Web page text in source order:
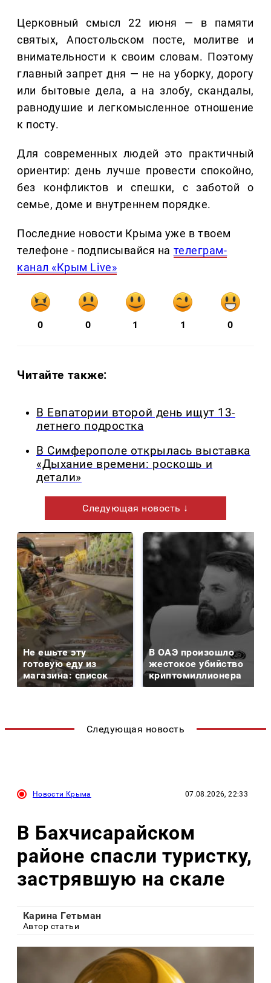
Церковный смысл 22 июня — в памяти
святых, Апостольском посте, молитве и
внимательности к своим словам. Поэтому
главный запрет дня — не на уборку, дорогу
или бытовые дела, а на злобу, скандалы,
равнодушие и легкомысленное отношение
к посту.
Для современных людей это практичный
ориентир: день лучше провести спокойно,
без конфликтов и спешки, с заботой о
семье, доме и внутреннем порядке.
Последние новости Крыма уже в твоем
телефоне - подписывайся на телеграм-
канал «Крым Live»
0 0 1 1 0
Читайте также:
В Евпатории второй день ищут 13-
летнего подростка
В Симферополе открылась выставка
«Дыхание времени: роскошь и
детали»
Следующая новость ↓
Не ешьте эту
готовую еду из
магазина: список
В ОАЭ произошло
жестокое убийство
криптомиллионера
Следующая новость
Новости Крыма 07.08.2026, 22:33
В Бахчисарайском
районе спасли туристку,
застрявшую на скале
Карина Гетьман
Автор статьи